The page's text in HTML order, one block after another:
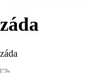
záda
záda